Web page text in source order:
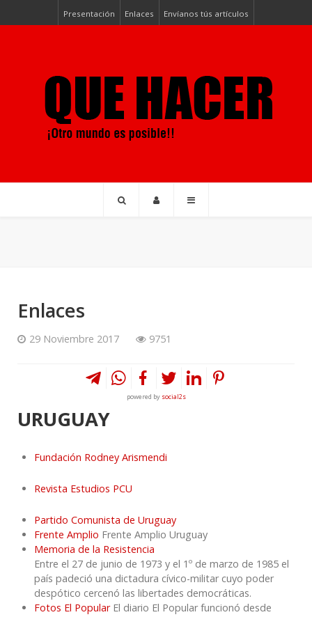
Presentación Enlaces Envíanos tús artículos
Enlaces
29 Noviembre 2017 9751
powered by social2s
URUGUAY
Fundación Rodney Arismendi
Revista Estudios PCU
Partido Comunista de Uruguay
Frente Amplio Frente Amplio Uruguay
Memoria de la Resistencia
Entre el 27 de junio de 1973 y el 1º de marzo de 1985 el
país padeció una dictadura cívico-militar cuyo poder
despótico cercenó las libertades democráticas.
Fotos El Popular El diario El Popular funcionó desde